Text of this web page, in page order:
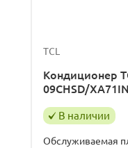
TCL
Кондиционер
09CHSD/XA71IN
В наличии
Обслуживаемая